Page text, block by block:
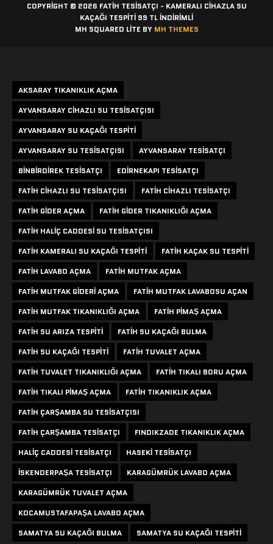
COPYRIGHT © 2026 FATIH TESISATÇI - KAMERALI CIHAZLA SU
KAÇAĞI TESPITI 99 TL İNDİRİMLİ
MH SQUARED LITE BY MH THEMES
AKSARAY TIKANIKLIK AÇMA
AYVANSARAY CIHAZLI SU TESISATÇISI
AYVANSARAY SU KAÇAĞI TESPITI
AYVANSARAY SU TESISATÇISI
AYVANSARAY TESISATÇI
BINBIRDIREK TESISATÇI
EDIRNEKAPI TESISATÇI
FATIH CIHAZLI SU TESISATÇISI
FATIH CIHAZLI TESISATÇI
FATIH GIDER AÇMA
FATIH GIDER TIKANIKLIĞI AÇMA
FATIH HALIÇ CADDESI SU TESISATÇISI
FATIH KAMERALI SU KAÇAĞI TESPITI
FATIH KAÇAK SU TESPITI
FATIH LAVABO AÇMA
FATIH MUTFAK AÇMA
FATIH MUTFAK GIDERI AÇMA
FATIH MUTFAK LAVABOSU AÇAN
FATIH MUTFAK TIKANIKLIĞI AÇMA
FATIH PIMAŞ AÇMA
FATIH SU ARIZA TESPITI
FATIH SU KAÇAĞI BULMA
FATIH SU KAÇAĞI TESPITI
FATIH TUVALET AÇMA
FATIH TUVALET TIKANIKLIĞI AÇMA
FATIH TIKALI BORU AÇMA
FATIH TIKALI PIMAŞ AÇMA
FATIH TIKANIKLIK AÇMA
FATIH ÇARŞAMBA SU TESISATÇISI
FATIH ÇARŞAMBA TESISATÇI
FINDIKZADE TIKANIKLIK AÇMA
HALIÇ CADDESI TESISATÇI
HASEKI TESISATÇI
ISKENDERPAŞA TESISATÇI
KARAGÜMRÜK LAVABO AÇMA
KARAGÜMRÜK TUVALET AÇMA
KOCAMUSTAFAPAŞA LAVABO AÇMA
SAMATYA SU KAÇAĞI BULMA
SAMATYA SU KAÇAĞI TESPITI